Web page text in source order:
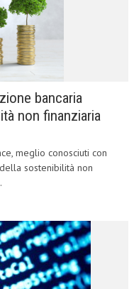
bancaria
non finanziaria
meglio conosciuti con
sostenibilità non